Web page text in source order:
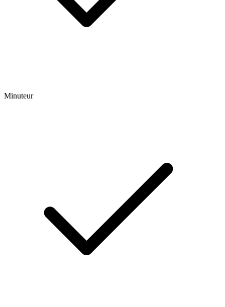
Minuteur